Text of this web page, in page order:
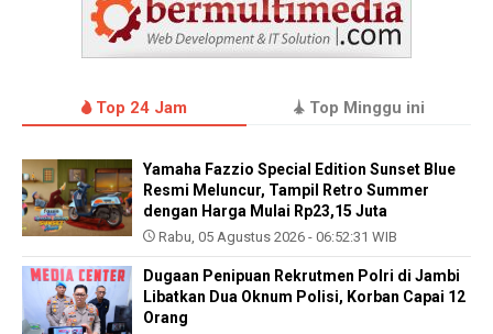
Top 24 Jam Top Minggu ini
Yamaha Fazzio Special Edition Sunset Blue
Resmi Meluncur, Tampil Retro Summer
dengan Harga Mulai Rp23,15 Juta
Rabu, 05 Agustus 2026 - 06:52:31 WIB
Dugaan Penipuan Rekrutmen Polri di Jambi
Libatkan Dua Oknum Polisi, Korban Capai 12
Orang